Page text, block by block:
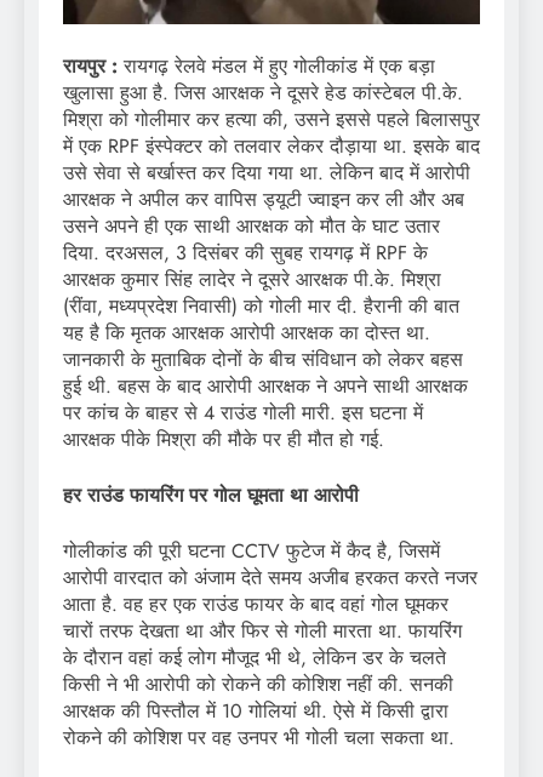
रायपुर :रायगढ़ रेलवे मंडल में हुए गोलीकांड में एक बड़ा
खुलासा हुआ है. जिस आरक्षक ने दूसरे हेड कांस्टेबल पी.के.
मिश्रा को गोलीमार कर हत्या की, उसने इससे पहले बिलासपुर
में एक RPF इंस्पेक्टर को तलवार लेकर दौड़ाया था. इसके बाद
उसे सेवा से बर्खास्त कर दिया गया था. लेकिन बाद में आरोपी
आरक्षक ने अपील कर वापिस ड्यूटी ज्वाइन कर ली और अब
उसने अपने ही एक साथी आरक्षक को मौत के घाट उतार
दिया. दरअसल, 3 दिसंबर की सुबह रायगढ़ में RPF के
आरक्षक कुमार सिंह लादेर ने दूसरे आरक्षक पी.के. मिश्रा
(रींवा, मध्यप्रदेश निवासी) को गोली मार दी. हैरानी की बात
यह है कि मृतक आरक्षक आरोपी आरक्षक का दोस्त था.
जानकारी के मुताबिक दोनों के बीच संविधान को लेकर बहस
हुई थी. बहस के बाद आरोपी आरक्षक ने अपने साथी आरक्षक
पर कांच के बाहर से 4 राउंड गोली मारी. इस घटना में
आरक्षक पीके मिश्रा की मौके पर ही मौत हो गई.
हर राउंड फायरिंग पर गोल घूमता था आरोपी
गोलीकांड की पूरी घटना CCTV फुटेज में कैद है, जिसमें
आरोपी वारदात को अंजाम देते समय अजीब हरकत करते नजर
आता है. वह हर एक राउंड फायर के बाद वहां गोल घूमकर
चारों तरफ देखता था और फिर से गोली मारता था. फायरिंग
के दौरान वहां कई लोग मौजूद भी थे, लेकिन डर के चलते
किसी ने भी आरोपी को रोकने की कोशिश नहीं की. सनकी
आरक्षक की पिस्तौल में 10 गोलियां थी. ऐसे में किसी द्वारा
रोकने की कोशिश पर वह उनपर भी गोली चला सकता था.